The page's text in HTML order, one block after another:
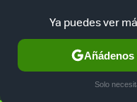
SELECCIÓN GAMING
Ya puedes ver
Solo